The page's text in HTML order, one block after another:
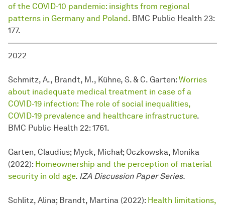
of the COVID-10 pandemic: insights from regional
patterns in Germany and Poland. BMC Public Health 23:
177.
2022
Schmitz, A., Brandt, M., Kühne, S. & C. Garten: Worries
about inadequate medical treatment in case of a
COVID-19 infection: The role of social inequalities,
COVID-19 prevalence and healthcare infrastructure.
BMC Public Health 22: 1761.
Garten, Claudius; Myck, Michał; Oczkowska, Monika
(2022): Homeownership and the perception of material
security in old age. IZA Discussion Paper Series.
Schlitz, Alina; Brandt, Martina (2022): Health limitations,